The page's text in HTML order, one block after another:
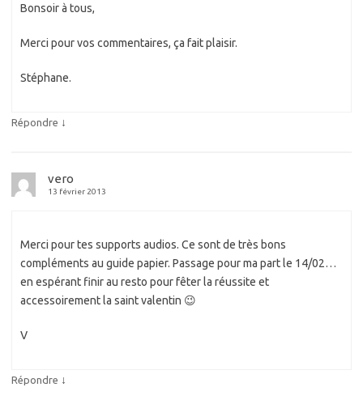
Bonsoir à tous,
Merci pour vos commentaires, ça fait plaisir.
Stéphane.
Répondre ↓
vero
13 février 2013
Merci pour tes supports audios. Ce sont de très bons
compléments au guide papier. Passage pour ma part le 14/02…
en espérant finir au resto pour fêter la réussite et
accessoirement la saint valentin 😉
V
Répondre ↓